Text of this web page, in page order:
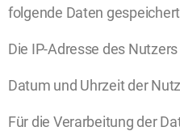
folgende Daten
Die IP-Adresse des Nutzers
Datum und Uhrzeit der
Für die Verarbeitung der